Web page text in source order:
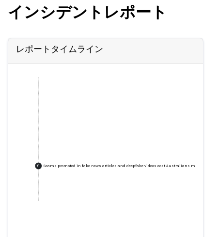
インシデントレポート
レポートタイムライン
+1 Scams promoted in fake news articles and deepfake videos cost Australians more than